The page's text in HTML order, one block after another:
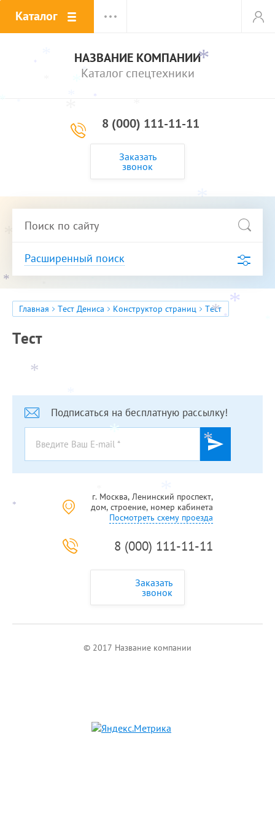
*
*
*
*
*
*
*
*
*
*
*
*
*
*
*
*
*
*
*
*
*
*
Каталог
НАЗВАНИЕ КОМПАНИИ
Каталог спецтехники
8 (000) 111-11-11
Заказать
звонок
Расширенный поиск
Главная Тест Дениса Конструктор страниц Тест
Тест
Подписаться на бесплатную рассылку!
г. Москва, Ленинский проспект,
дом, строение, номер кабинета
Посмотреть схему проезда
8 (000) 111-11-11
Заказать
звонок
© 2017 Название компании